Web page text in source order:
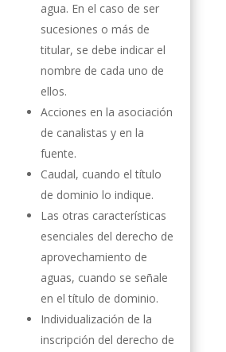
agua. En el caso de ser
sucesiones o más de
titular, se debe indicar el
nombre de cada uno de
ellos.
Acciones en la asociación
de canalistas y en la
fuente.
Caudal, cuando el título
de dominio lo indique.
Las otras características
esenciales del derecho de
aprovechamiento de
aguas, cuando se señale
en el título de dominio.
Individualización de la
inscripción del derecho de